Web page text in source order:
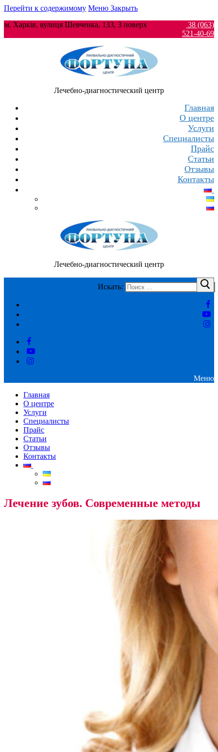
Перейти к содержимому Меню Закрыть
м. Харків, вулиця Шевченка, 133, 3 поверх
38 (063)
521-40-69
Лечебно-диагностический центр
Главная
О центре
Услуги
Специалисты
Прайс
Статьи
Отзывы
Контакты
Лечебно-диагностический центр
Искать:
Меню
Главная
О центре
Услуги
Специалисты
Прайс
Статьи
Отзывы
Контакты
Лечение зубов. Современные методы